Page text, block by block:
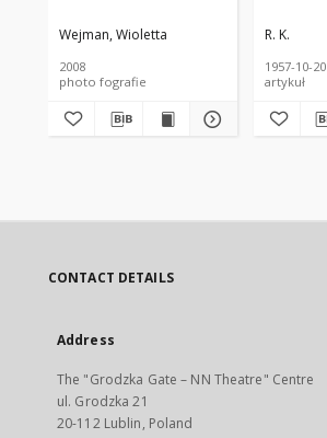
Wejman, Wioletta
2008
photo fografie
R. K.
1957-10-20
artykuł
CONTACT DETAILS
Address
The "Grodzka Gate – NN Theatre" Centre
ul. Grodzka 21
20-112 Lublin, Poland